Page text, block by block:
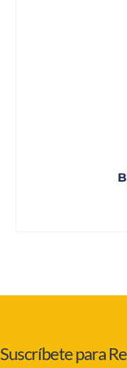
Suscríbete para